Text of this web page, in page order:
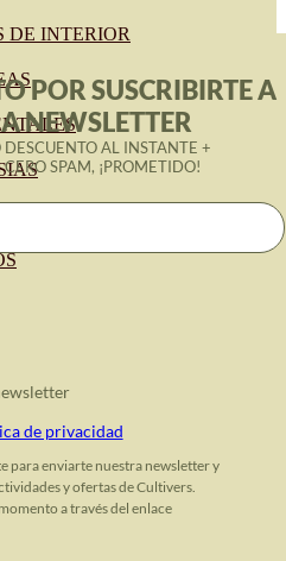
DE INTERIOR
POR SUSCRIBIRTE A
NEWSLETTER
AL INSTANTE +
SPAM, ¡PROMETIDO!
de privacidad
para enviarte nuestra newsletter y
y ofertas de Cultivers.
a través del enlace